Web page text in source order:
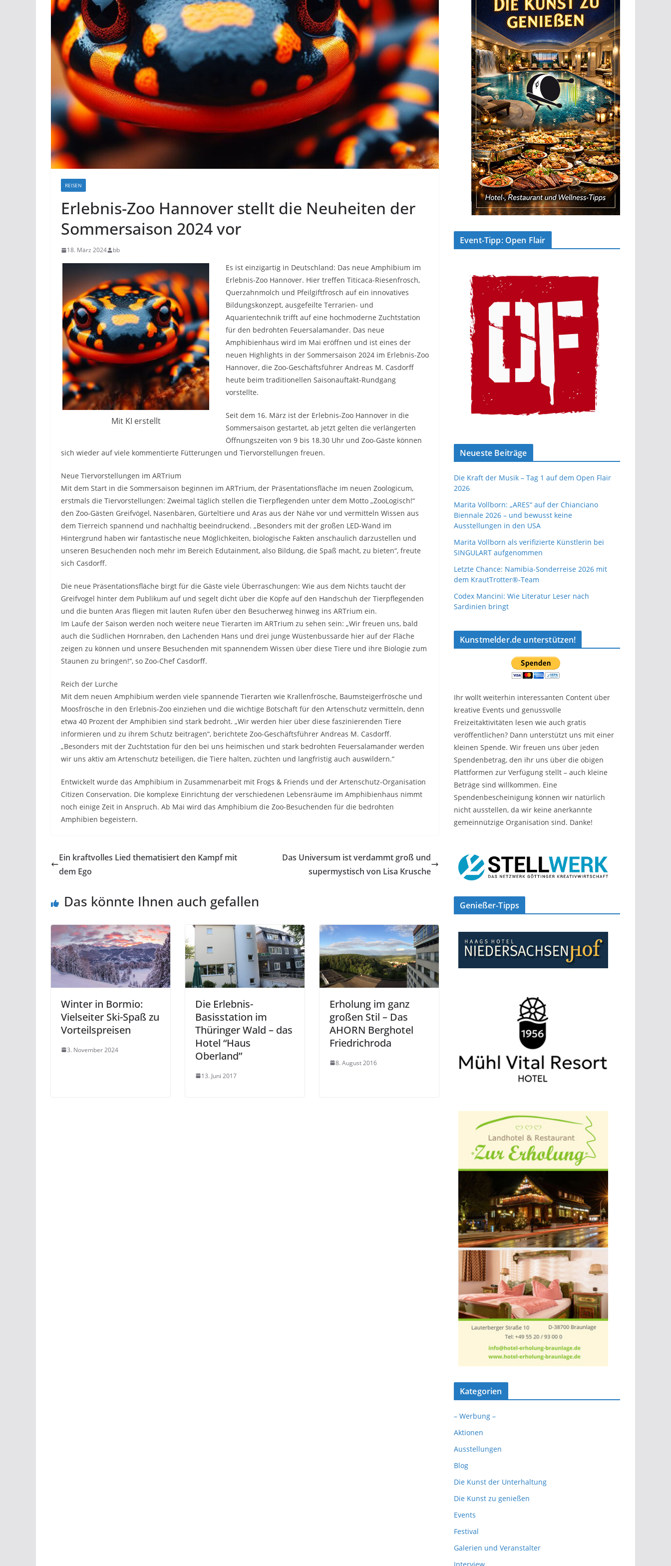
REISEN
Erlebnis-Zoo Hannover stellt die Neuheiten der
Sommersaison 2024 vor
18. März 2024 bb
Mit KI erstellt
Es ist einzigartig in Deutschland: Das neue Amphibium im
Erlebnis-Zoo Hannover. Hier treffen Titicaca-Riesenfrosch,
Querzahnmolch und Pfeilgiftfrosch auf ein innovatives
Bildungskonzept, ausgefeilte Terrarien- und
Aquarientechnik trifft auf eine hochmoderne Zuchtstation
für den bedrohten Feuersalamander. Das neue
Amphibienhaus wird im Mai eröffnen und ist eines der
neuen Highlights in der Sommersaison 2024 im Erlebnis-Zoo
Hannover, die Zoo-Geschäftsführer Andreas M. Casdorff
heute beim traditionellen Saisonauftakt-Rundgang
vorstellte.
Seit dem 16. März ist der Erlebnis-Zoo Hannover in die
Sommersaison gestartet, ab jetzt gelten die verlängerten
Öffnungszeiten von 9 bis 18.30 Uhr und Zoo-Gäste können
sich wieder auf viele kommentierte Fütterungen und Tiervorstellungen freuen.
Neue Tiervorstellungen im ARTrium
Mit dem Start in die Sommersaison beginnen im ARTrium, der Präsentationsfläche im neuen Zoologicum,
erstmals die Tiervorstellungen: Zweimal täglich stellen die Tierpflegenden unter dem Motto „ZooLogisch!“
den Zoo-Gästen Greifvögel, Nasenbären, Gürteltiere und Aras aus der Nähe vor und vermitteln Wissen aus
dem Tierreich spannend und nachhaltig beeindruckend. „Besonders mit der großen LED-Wand im
Hintergrund haben wir fantastische neue Möglichkeiten, biologische Fakten anschaulich darzustellen und
unseren Besuchenden noch mehr im Bereich Edutainment, also Bildung, die Spaß macht, zu bieten“, freute
sich Casdorff.
Die neue Präsentationsfläche birgt für die Gäste viele Überraschungen: Wie aus dem Nichts taucht der
Greifvogel hinter dem Publikum auf und segelt dicht über die Köpfe auf den Handschuh der Tierpflegenden
und die bunten Aras fliegen mit lauten Rufen über den Besucherweg hinweg ins ARTrium ein.
Im Laufe der Saison werden noch weitere neue Tierarten im ARTrium zu sehen sein: „Wir freuen uns, bald
auch die Südlichen Hornraben, den Lachenden Hans und drei junge Wüstenbussarde hier auf der Fläche
zeigen zu können und unsere Besuchenden mit spannendem Wissen über diese Tiere und ihre Biologie zum
Staunen zu bringen!“, so Zoo-Chef Casdorff.
Reich der Lurche
Mit dem neuen Amphibium werden viele spannende Tierarten wie Krallenfrösche, Baumsteigerfrösche und
Moosfrösche in den Erlebnis-Zoo einziehen und die wichtige Botschaft für den Artenschutz vermitteln, denn
etwa 40 Prozent der Amphibien sind stark bedroht. „Wir werden hier über diese faszinierenden Tiere
informieren und zu ihrem Schutz beitragen“, berichtete Zoo-Geschäftsführer Andreas M. Casdorff.
„Besonders mit der Zuchtstation für den bei uns heimischen und stark bedrohten Feuersalamander werden
wir uns aktiv am Artenschutz beteiligen, die Tiere halten, züchten und langfristig auch auswildern.“
Entwickelt wurde das Amphibium in Zusammenarbeit mit Frogs & Friends und der Artenschutz-Organisation
Citizen Conservation. Die komplexe Einrichtung der verschiedenen Lebensräume im Amphibienhaus nimmt
noch einige Zeit in Anspruch. Ab Mai wird das Amphibium die Zoo-Besuchenden für die bedrohten
Amphibien begeistern.
Ein kraftvolles Lied thematisiert den Kampf mit
dem Ego
Das Universum ist verdammt groß und
supermystisch von Lisa Krusche
Das könnte Ihnen auch gefallen
Winter in Bormio:
Vielseiter Ski-Spaß zu
Vorteilspreisen
3. November 2024
Die Erlebnis-
Basisstation im
Thüringer Wald – das
Hotel “Haus
Oberland”
13. Juni 2017
Erholung im ganz
großen Stil – Das
AHORN Berghotel
Friedrichroda
8. August 2016
Event-Tipp: Open Flair
Neueste Beiträge
Die Kraft der Musik – Tag 1 auf dem Open Flair
2026
Marita Vollborn: „ARES“ auf der Chianciano
Biennale 2026 – und bewusst keine
Ausstellungen in den USA
Marita Vollborn als verifizierte Künstlerin bei
SINGULART aufgenommen
Letzte Chance: Namibia-Sonderreise 2026 mit
dem KrautTrotter®-Team
Codex Mancini: Wie Literatur Leser nach
Sardinien bringt
Kunstmelder.de unterstützen!
Ihr wollt weiterhin interessanten Content über
kreative Events und genussvolle
Freizeitaktivitäten lesen wie auch gratis
veröffentlichen? Dann unterstützt uns mit einer
kleinen Spende. Wir freuen uns über jeden
Spendenbetrag, den ihr uns über die obigen
Plattformen zur Verfügung stellt – auch kleine
Beträge sind willkommen. Eine
Spendenbescheinigung können wir natürlich
nicht ausstellen, da wir keine anerkannte
gemeinnützige Organisation sind. Danke!
Genießer-Tipps
Kategorien
– Werbung –
Aktionen
Ausstellungen
Blog
Die Kunst der Unterhaltung
Die Kunst zu genießen
Events
Festival
Galerien und Veranstalter